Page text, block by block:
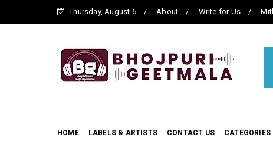
Thursday, August 6 About Write for Us
HOME LABELS & ARTISTS CONTACT US CATEGORIES